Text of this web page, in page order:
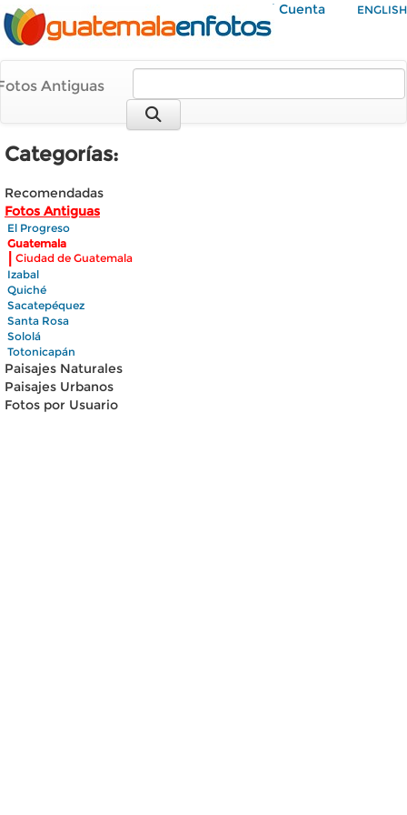
Mi Cuenta ENGLISH
Antiguas
Categorías:
Recomendadas
Fotos Antiguas
El Progreso
Guatemala
| Ciudad de Guatemala
Izabal
Quiché
Sacatepéquez
Santa Rosa
Sololá
Totonicapán
Paisajes Naturales
Paisajes Urbanos
Fotos por Usuario